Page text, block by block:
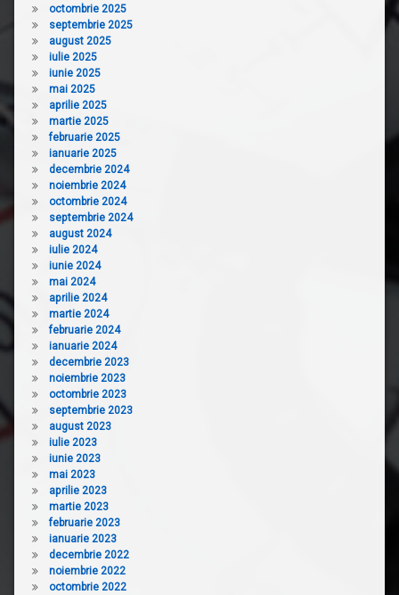
octombrie 2025
septembrie 2025
august 2025
iulie 2025
iunie 2025
mai 2025
aprilie 2025
martie 2025
februarie 2025
ianuarie 2025
decembrie 2024
noiembrie 2024
octombrie 2024
septembrie 2024
august 2024
iulie 2024
iunie 2024
mai 2024
aprilie 2024
martie 2024
februarie 2024
ianuarie 2024
decembrie 2023
noiembrie 2023
octombrie 2023
septembrie 2023
august 2023
iulie 2023
iunie 2023
mai 2023
aprilie 2023
martie 2023
februarie 2023
ianuarie 2023
decembrie 2022
noiembrie 2022
octombrie 2022